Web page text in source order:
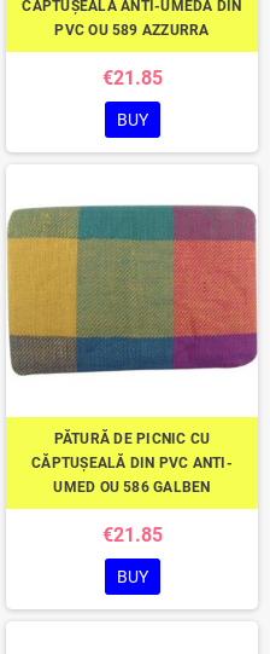
CĂPTUȘEALĂ ANTI-UMEDĂ DIN
PVC OU 589 AZZURRA
€21.85
BUY
PĂTURĂ DE PICNIC CU
CĂPTUȘEALĂ DIN PVC ANTI-
UMED OU 586 GALBEN
€21.85
BUY